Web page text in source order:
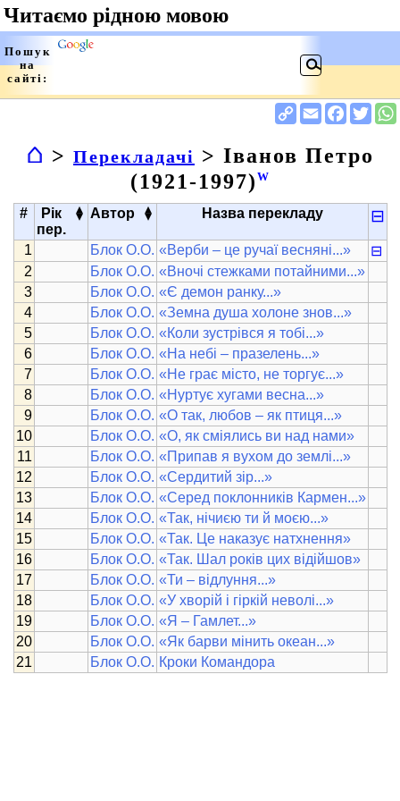
⌂ > Перекладачі > Іванов Петро
(1921-1997) W
#
Рік
пер.
▴
▾ Автор ▴
▾ Назва перекладу ⊟
Блок О.О. «Верби – це ручаї весняні...»
⊟
Блок О.О. «Вночі стежками потайними...»
Блок О.О. «Є демон ранку...»
Блок О.О. «Земна душа холоне знов...»
Блок О.О. «Коли зустрівся я тобі...»
Блок О.О. «На небі – празелень...»
Блок О.О. «Не грає місто, не торгує...»
Блок О.О. «Нуртує хугами весна...»
Блок О.О. «О так, любов – як птиця...»
Блок О.О. «О, як сміялись ви над нами»
Блок О.О. «Припав я вухом до землі...»
Блок О.О. «Сердитий зір...»
Блок О.О. «Серед поклонників Кармен...»
Блок О.О. «Так, нічиєю ти й моєю...»
Блок О.О. «Так. Це наказує натхнення»
Блок О.О. «Так. Шал років цих відійшов»
Блок О.О. «Ти – відлуння...»
Блок О.О. «У хворій і гіркій неволі...»
Блок О.О. «Я – Гамлет...»
Блок О.О. «Як барви мінить океан...»
Блок О.О. Кроки Командора